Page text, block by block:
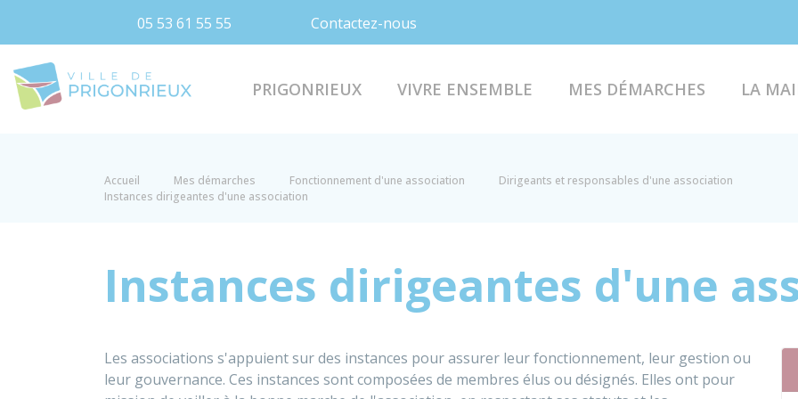
05 53 61 55 55 Contactez-nous
PRIGONRIEUX VIVRE ENSEMBLE MES DÉMARCHES LA
Accueil Mes démarches Fonctionnement d'une association
Dirigeants et responsables d'une association
Instances dirigeantes d'une association
Instances dirigeantes d'une
Les associations s'appuient sur des instances pour assurer leur fonctionnement, leur gestion ou
leur gouvernance. Ces instances sont composées de membres élus ou désignés. Elles ont pour